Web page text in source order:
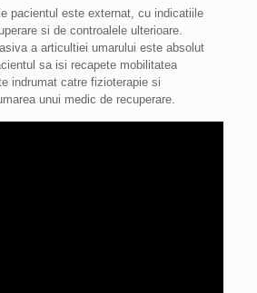
pacientul este externat, cu indicatiile
si de controalele ulterioare.
a articultiei umarului este absolut
sa isi recapete mobilitatea
indrumat catre fizioterapie si
unui medic de recuperare.